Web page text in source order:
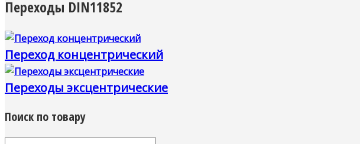
Переходы DIN11852
Переход концентрический
Переходы эксцентрические
Поиск по товару